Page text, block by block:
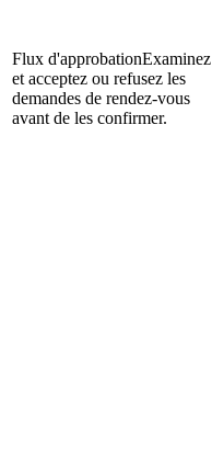
Flux d'approbationExaminez
et acceptez ou refusez les
demandes de rendez-vous
avant de les confirmer.